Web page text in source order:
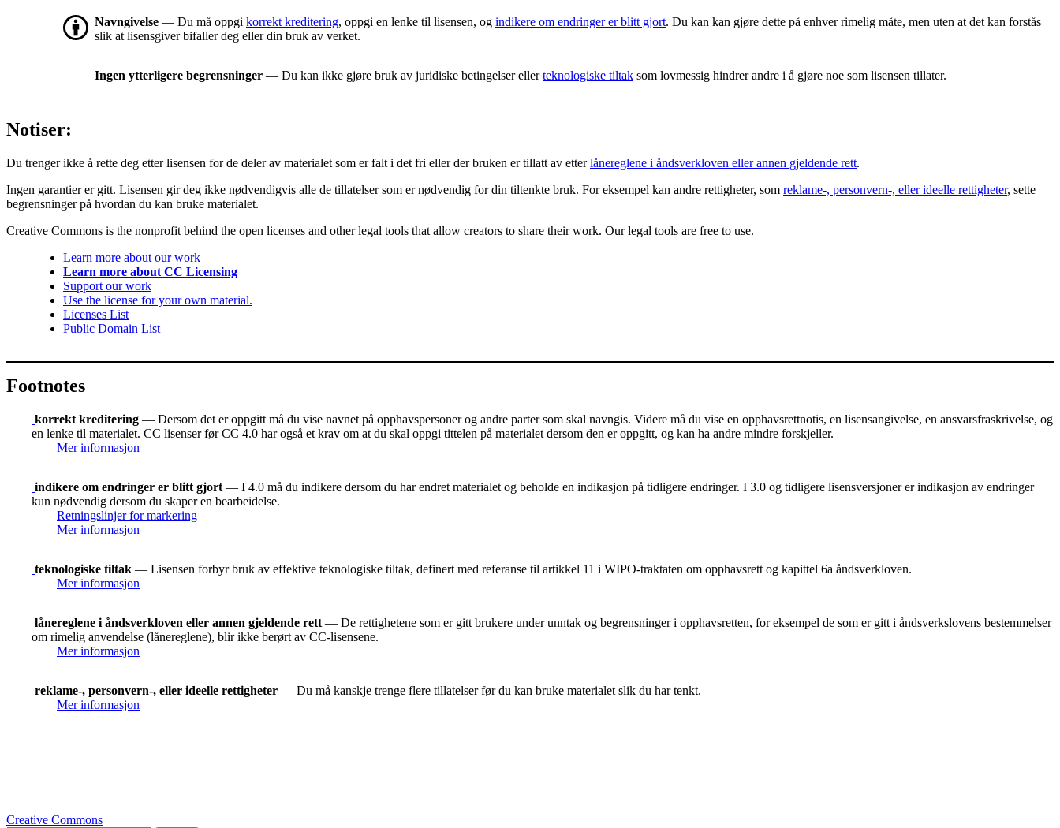
Navngivelse — Du må oppgi korrekt kreditering, oppgi en lenke til lisensen, og indikere om endringer er blitt gjort. Du kan kan gjøre dette på enhver rimelig måte, men uten at det kan forstås
slik at lisensgiver bifaller deg eller din bruk av verket.
Ingen ytterligere begrensninger — Du kan ikke gjøre bruk av juridiske betingelser ellerteknologiske tiltak som lovmessig hindrer andre i å gjøre noe som lisensen tillater.
Notiser:
Du trenger ikke å rette deg etter lisensen for de deler av materialet som er falt i det fri eller der bruken er tillatt av etterlånereglene i åndsverkloven eller annen gjeldende rett.
Ingen garantier er gitt. Lisensen gir deg ikke nødvendigvis alle de tillatelser som er nødvendig for din tiltenkte bruk. For eksempel kan andre rettigheter, som reklame-, personvern-, eller ideelle rettigheter, sette
begrensninger på hvordan du kan bruke materialet.
Creative Commons is the nonprofit behind the open licenses and other legal tools that allow creators to share their work. Our legal tools are free to use.
Learn more about our work
Learn more about CC Licensing
Support our work
Use the license for your own material.
Licenses List
Public Domain List
Footnotes
korrekt kreditering — Dersom det er oppgitt må du vise navnet på opphavspersoner og andre parter som skal navngis. Videre må du vise en opphavsrettnotis, en lisensangivelse, en ansvarsfraskrivelse, og
en lenke til materialet. CC lisenser før CC 4.0 har også et krav om at du skal oppgi tittelen på materialet dersom den er oppgitt, og kan ha andre mindre forskjeller.
Mer informasjon
indikere om endringer er blitt gjort — I 4.0 må du indikere dersom du har endret materialet og beholde en indikasjon på tidligere endringer. I 3.0 og tidligere lisensversjoner er indikasjon av endringer
kun nødvendig dersom du skaper en bearbeidelse.
Retningslinjer for markering
Mer informasjon
teknologiske tiltak — Lisensen forbyr bruk av effektive teknologiske tiltak, definert med referanse til artikkel 11 i WIPO-traktaten om opphavsrett og kapittel 6a åndsverkloven.
Mer informasjon
lånereglene i åndsverkloven eller annen gjeldende rett — De rettighetene som er gitt brukere under unntak og begrensninger i opphavsretten, for eksempel de som er gitt i åndsverkslovens bestemmelser
om rimelig anvendelse (lånereglene), blir ikke berørt av CC-lisensene.
Mer informasjon
reklame-, personvern-, eller ideelle rettigheter — Du må kanskje trenge flere tillatelser før du kan bruke materialet slik du har tenkt.
Mer informasjon
Creative Commons